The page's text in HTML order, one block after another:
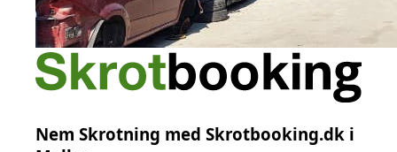
Nem Skrotning med Skrotbooking.dk i